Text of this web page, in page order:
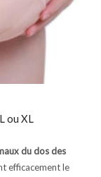
ou XL
du dos des
efficacement le